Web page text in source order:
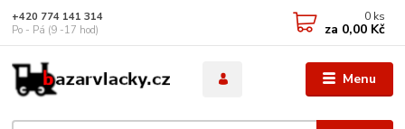
Menu
+420 774 141 314
Po - Pá (9 -17 hod)
0 ks
za 0,00 Kč